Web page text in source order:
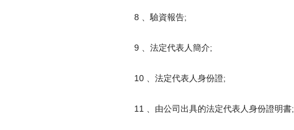
8 、驗資報告;
9 、法定代表人簡介;
10 、法定代表人身份證;
11 、由公司出具的法定代表人身份證明書;